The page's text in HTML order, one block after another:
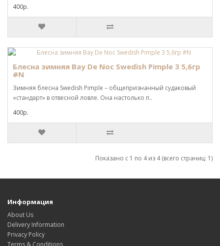
400р.
Блесна зимняя Bay De Noc Swedish Pimple 3 5,6гр
#N
Зимняя блесна Swedish Pimple – общепризнанный судаковый
«стандарт» в отвесной ловле. Она настолько п..
400р.
Показано с 1 по 4 из 4 (всего страниц: 1)
Информация
About Us
Delivery Information
Privacy Policy